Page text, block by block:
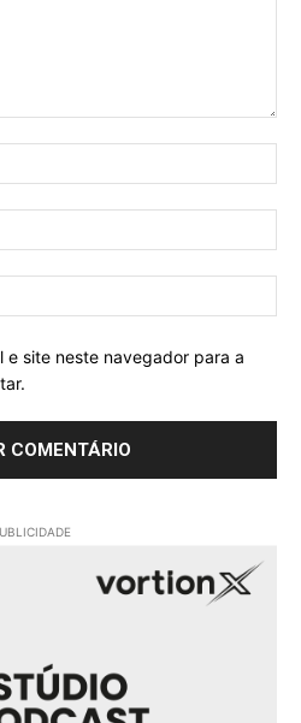
e site neste navegador para a